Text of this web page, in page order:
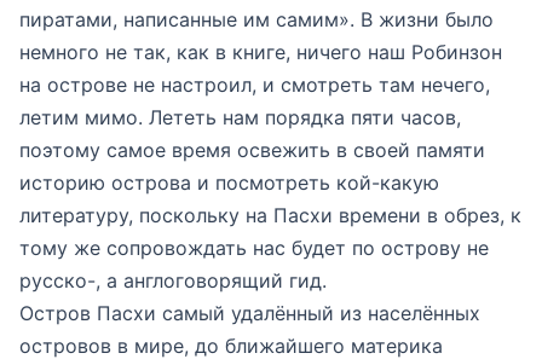
пиратами, написанные им самим». В жизни было
немного не так, как в книге, ничего наш Робинзон
на острове не настроил, и смотреть там нечего,
летим мимо. Лететь нам порядка пяти часов,
поэтому самое время освежить в своей памяти
историю острова и посмотреть кой-какую
литературу, поскольку на Пасхи времени в обрез, к
тому же сопровождать нас будет по острову не
русско-, а англоговорящий гид.
Остров Пасхи самый удалённый из населённых
островов в мире, до ближайшего материка